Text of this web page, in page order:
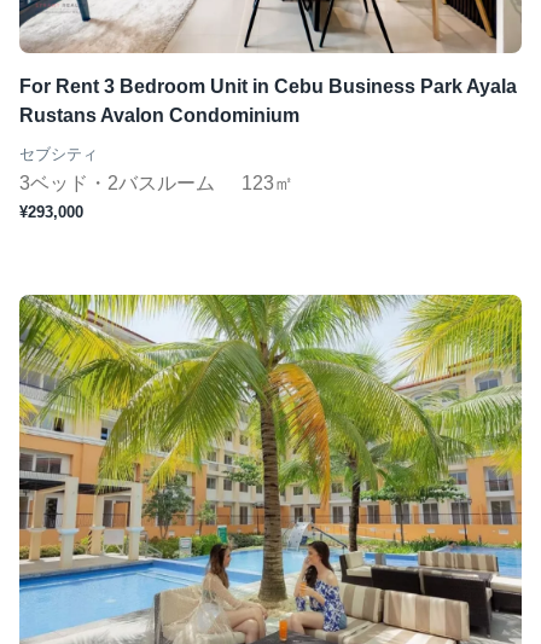
For Rent 3 Bedroom Unit in Cebu Business Park Ayala
Rustans Avalon Condominium
セブシティ
3ベッド・2バスルーム 123㎡
¥293,000